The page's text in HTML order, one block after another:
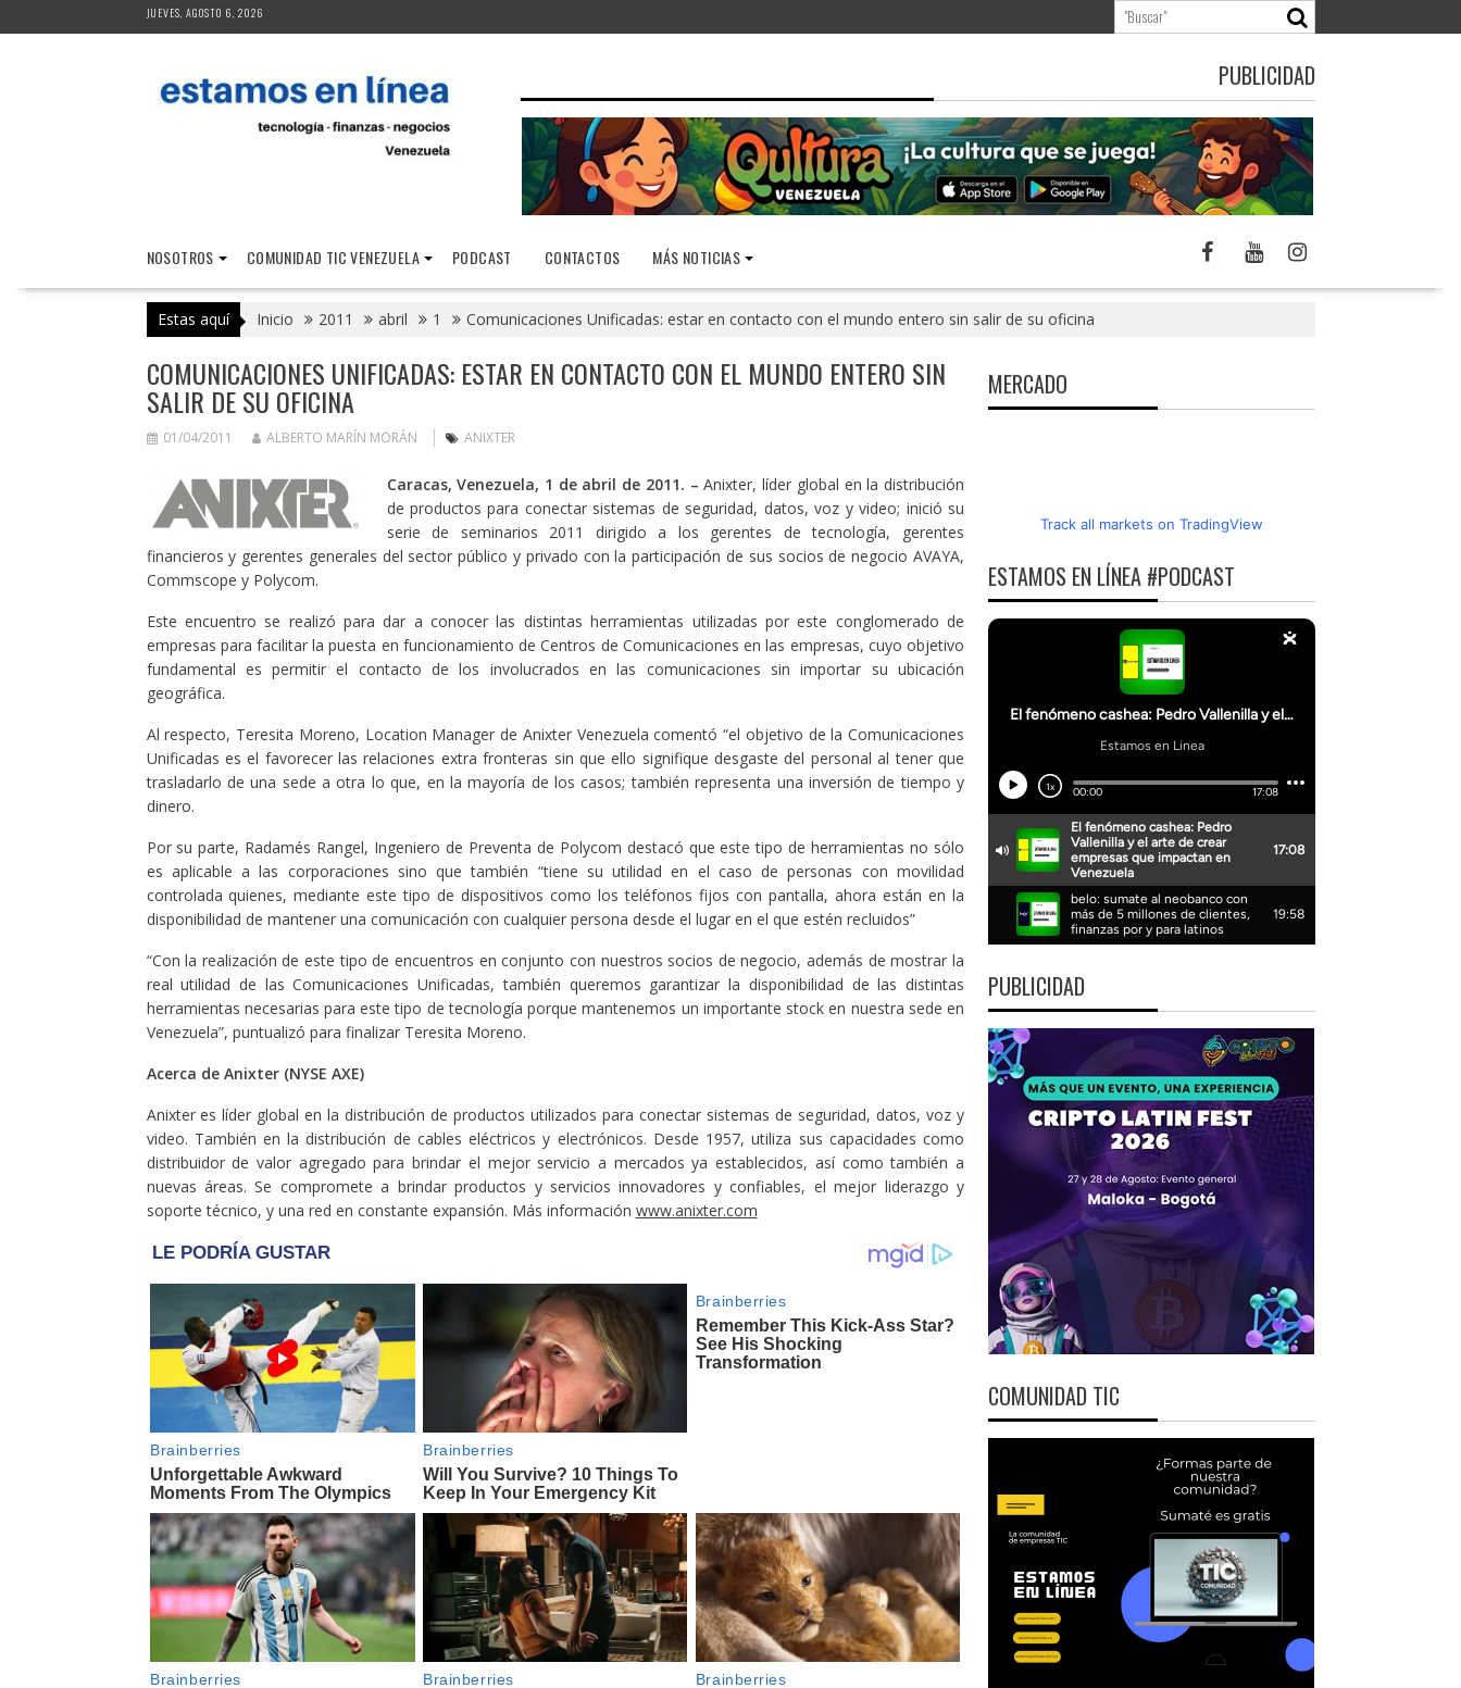
al
JUEVES, AGOSTO 6, 2026
PUBLICIDAD
NOSOTROS COMUNIDAD TIC VENEZUELA PODCAST CONTACTOS MÁS NOTICIAS
Estas aquí Inicio 2011 abril 1 Comunicaciones Unificadas: estar en contacto con el mundo entero sin salir de su oficina
COMUNICACIONES UNIFICADAS: ESTAR EN CONTACTO CON EL MUNDO ENTERO SIN
SALIR DE SU OFICINA
01/04/2011 ALBERTO MARÍN MORÁN ANIXTER
Caracas, Venezuela, 1 de abril de 2011. –Anixter, líder global en la distribución
de productos para conectar sistemas de seguridad, datos, voz y video; inició su
serie de seminarios 2011 dirigido a los gerentes de tecnología, gerentes
financieros y gerentes generales del sector público y privado con la participación de sus socios de negocio AVAYA,
Commscope y Polycom.
Este encuentro se realizó para dar a conocer las distintas herramientas utilizadas por este conglomerado de
empresas para facilitar la puesta en funcionamiento de Centros de Comunicaciones en las empresas, cuyo objetivo
fundamental es permitir el contacto de los involucrados en las comunicaciones sin importar su ubicación
geográfica.
Al respecto, Teresita Moreno, Location Manager de Anixter Venezuela comentó “el objetivo de la Comunicaciones
Unificadas es el favorecer las relaciones extra fronteras sin que ello signifique desgaste del personal al tener que
trasladarlo de una sede a otra lo que, en la mayoría de los casos; también representa una inversión de tiempo y
dinero.
Por su parte, Radamés Rangel, Ingeniero de Preventa de Polycom destacó que este tipo de herramientas no sólo
es aplicable a las corporaciones sino que también “tiene su utilidad en el caso de personas con movilidad
controlada quienes, mediante este tipo de dispositivos como los teléfonos fijos con pantalla, ahora están en la
disponibilidad de mantener una comunicación con cualquier persona desde el lugar en el que estén recluidos”
“Con la realización de este tipo de encuentros en conjunto con nuestros socios de negocio, además de mostrar la
real utilidad de las Comunicaciones Unificadas, también queremos garantizar la disponibilidad de las distintas
herramientas necesarias para este tipo de tecnología porque mantenemos un importante stock en nuestra sede en
Venezuela”, puntualizó para finalizar Teresita Moreno.
Acerca de Anixter (NYSE AXE)
Anixter es líder global en la distribución de productos utilizados para conectar sistemas de seguridad, datos, voz y
video. También en la distribución de cables eléctricos y electrónicos. Desde 1957, utiliza sus capacidades como
distribuidor de valor agregado para brindar el mejor servicio a mercados ya establecidos, así como también a
nuevas áreas. Se compromete a brindar productos y servicios innovadores y confiables, el mejor liderazgo y
soporte técnico, y una red en constante expansión. Más información www.anixter.com
MERCADO
Track all markets on TradingView
ESTAMOS EN LÍNEA #PODCAST
PUBLICIDAD
COMUNIDAD TIC